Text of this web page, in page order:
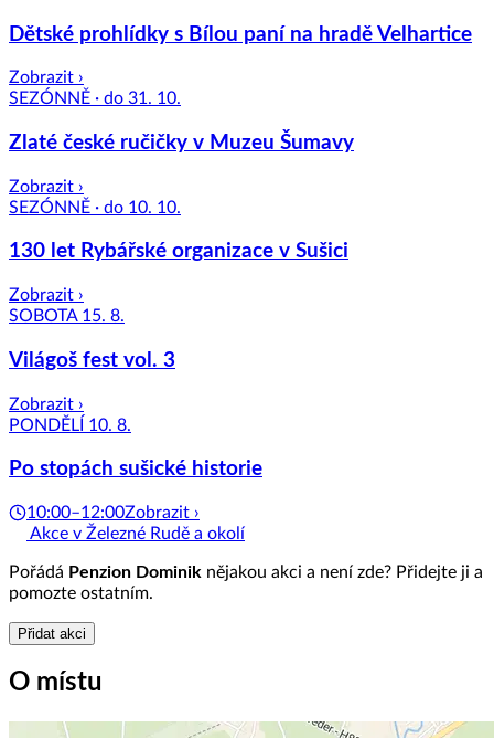
Dětské prohlídky s Bílou paní na hradě Velhartice
Zobrazit ›
SEZÓNNĚ · do 31. 10.
Zlaté české ručičky v Muzeu Šumavy
Zobrazit ›
SEZÓNNĚ · do 10. 10.
130 let Rybářské organizace v Sušici
Zobrazit ›
SOBOTA 15. 8.
Világoš fest vol. 3
Zobrazit ›
PONDĚLÍ 10. 8.
Po stopách sušické historie
10:00–12:00Zobrazit ›
Akce v Železné Rudě a okolí
Pořádá Penzion Dominik nějakou akci a není zde? Přidejte ji a
pomozte ostatním.
Přidat akci
O místu